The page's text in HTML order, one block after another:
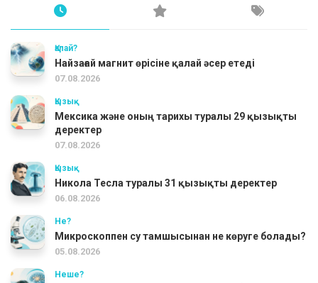
Қалай?
Найзағай магнит өрісіне қалай әсер етеді
07.08.2026
Қызық
Мексика және оның тарихы туралы 29 қызықты
деректер
07.08.2026
Қызық
Никола Тесла туралы 31 қызықты деректер
06.08.2026
Не?
Микроскоппен су тамшысынан не көруге болады?
05.08.2026
Неше?